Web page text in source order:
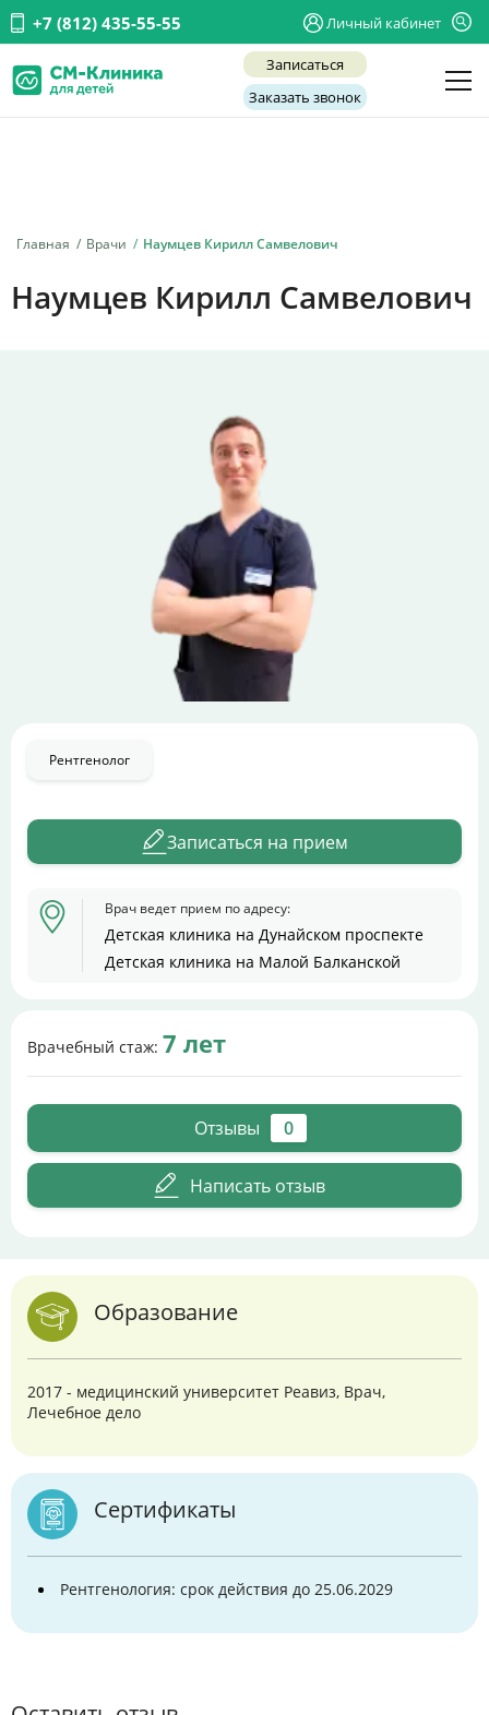
+7 (812) 435-55-55 Личный кабинет
Записаться
Заказать звонок
Главная Врачи Наумцев Кирилл Самвелович
Наумцев Кирилл Самвелович
Рентгенолог
Записаться на прием
Врач ведет прием по адресу:
Детская клиника на Дунайском проспекте
Детская клиника на Малой Балканской
Врачебный стаж: 7 лет
Отзывы 0
Написать отзыв
Образование
2017 - медицинский университет Реавиз, Врач,
Лечебное дело
Сертификаты
Рентгенология: срок действия до 25.06.2029
Услуги
Заболевания
Личный кабинет
+7 (812) 435-55-55